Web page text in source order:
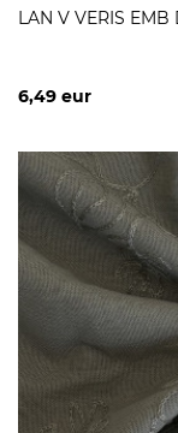
LAN V VERIS
6,49 eur